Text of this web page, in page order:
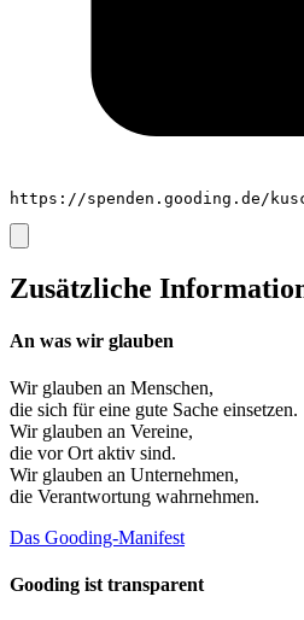
https://spenden.gooding.de/
Zusätzliche
An was wir glauben
Wir glauben an Menschen,
die sich für eine gute Sache einsetzen.
Wir glauben an Vereine,
die vor Ort aktiv sind.
Wir glauben an Unternehmen,
die Verantwortung wahrnehmen.
Das Gooding-Manifest
Gooding ist transparent